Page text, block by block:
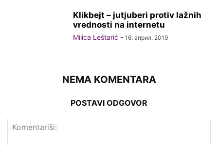
Klikbejt – jutjuberi protiv lažnih
vrednosti na internetu
Milica Leštarić - 16. април, 2019
NEMA KOMENTARA
POSTAVI ODGOVOR